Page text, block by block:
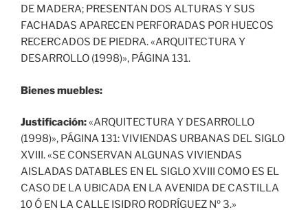
DE MADERA; PRESENTAN DOS ALTURAS Y SUS
FACHADAS APARECEN PERFORADAS POR HUECOS
RECERCADOS DE PIEDRA. «ARQUITECTURA Y
DESARROLLO (1998)», PÁGINA 131.
Bienes muebles:
Justificación:«ARQUITECTURA Y DESARROLLO
(1998)», PÁGINA 131: VIVIENDAS URBANAS DEL SIGLO
XVIII. «SE CONSERVAN ALGUNAS VIVIENDAS
AISLADAS DATABLES EN EL SIGLO XVIII COMO ES EL
CASO DE LA UBICADA EN LA AVENIDA DE CASTILLA
10 Ó EN LA CALLE ISIDRO RODRÍGUEZ Nº 3.»